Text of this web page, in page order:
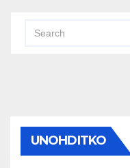
UNOHDITKO